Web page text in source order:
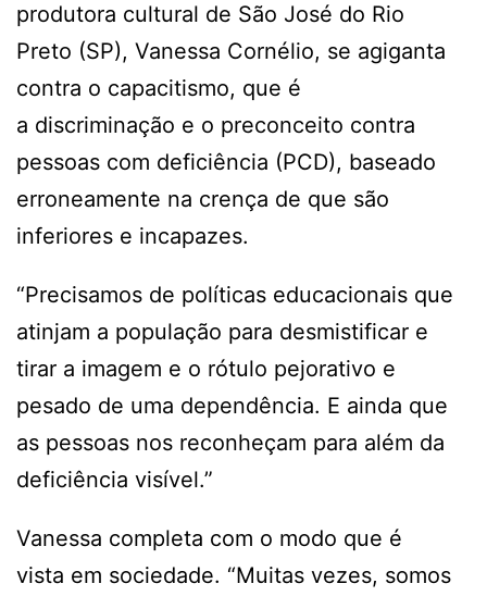
produtora cultural de São José do Rio
Preto (SP), Vanessa Cornélio, se agiganta
contra o capacitismo, que é
a discriminação e o preconceito contra
pessoas com deficiência (PCD), baseado
erroneamente na crença de que são
inferiores e incapazes.
“Precisamos de políticas educacionais que
atinjam a população para desmistificar e
tirar a imagem e o rótulo pejorativo e
pesado de uma dependência. E ainda que
as pessoas nos reconheçam para além da
deficiência visível.”
Vanessa completa com o modo que é
vista em sociedade. “Muitas vezes, somos